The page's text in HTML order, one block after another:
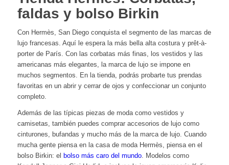
faldas y bolso Birkin
Con Hermès, San Diego conquista el segmento de las marcas de
lujo francesas. Aquí le espera la más bella alta costura y prêt-à-
porter de París. Con las corbatas más finas, los vestidos y las
americanas más elegantes, la marca de lujo se impone en
muchos segmentos. En la tienda, podrás probarte tus prendas
favoritas en un abrir y cerrar de ojos y confeccionar un conjunto
completo.
Además de las típicas piezas de moda como vestidos y
camisetas, también puedes comprar accesorios de lujo como
cinturones, bufandas y mucho más de la marca de lujo. Cuando
mucha gente piensa en la casa de moda Hermès, piensa en el
bolso Birkin: el bolso más caro del mundo. Modelos como